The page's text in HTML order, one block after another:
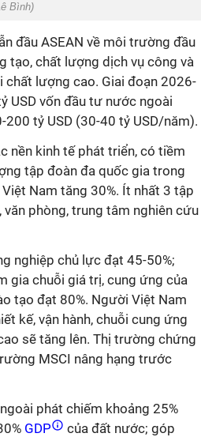
Bình)
đầu ASEAN về môi trường đầu
tạo, chất lượng dịch vụ công và
lượng cao. Giai đoạn 2026-
USD vốn đầu tư nước ngoài
tỷ USD (30-40 tỷ USD/năm).
nền kinh tế phát triển, có tiềm
tập đoàn đa quốc gia trong
Nam tăng 30%. Ít nhất 3 tập
phòng, trung tâm nghiên cứu
nghiệp chủ lực đạt 45-50%;
gia chuỗi giá trị, cung ứng của
tạo đạt 80%. Người Việt Nam
kế, vận hành, chuỗi cung ứng
sẽ tăng lên. Thị trường chứng
MSCI nâng hạng trước
phát chiếm khoảng 25%
GDP
của đất nước; góp